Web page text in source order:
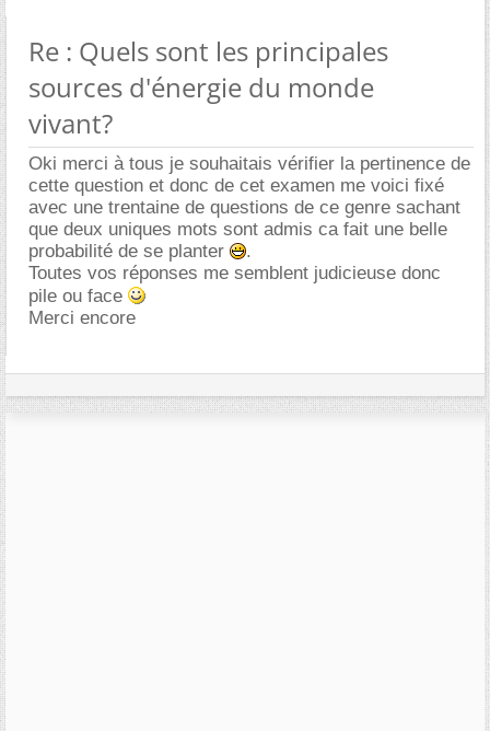
Re : Quels sont les principales
sources d'énergie du monde
vivant?
Oki merci à tous je souhaitais vérifier la pertinence de
cette question et donc de cet examen me voici fixé
avec une trentaine de questions de ce genre sachant
que deux uniques mots sont admis ca fait une belle
probabilité de se planter
.
Toutes vos réponses me semblent judicieuse donc
pile ou face
Merci encore